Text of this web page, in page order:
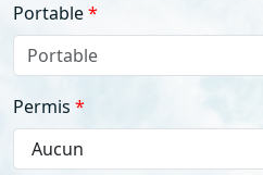
Portable
Permis